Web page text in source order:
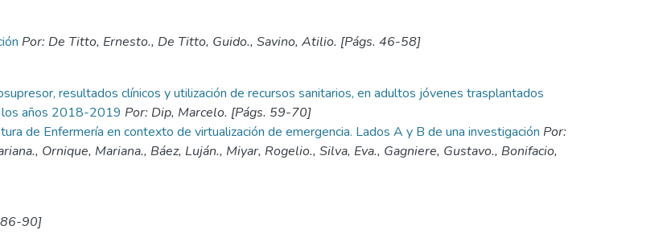
Por: De Titto, Ernesto., De Titto, Guido., Savino, Atilio. [Págs. 46-58]
resultados clínicos y utilización de recursos sanitarios, en adultos jóvenes trasplantados
los años 2018-2019 Por: Dip, Marcelo. [Págs. 59-70]
de Enfermería en contexto de virtualización de emergencia. Lados A y B de una investigación Por:
Ornique, Mariana., Báez, Luján., Miyar, Rogelio., Silva, Eva., Gagniere, Gustavo., Bonifacio,
86-90]